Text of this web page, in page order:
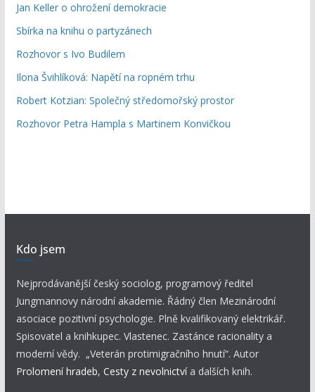
Jan Keller o ohrožení demokracie
Sbírka na knihu o partyzánech
Rozhovor s Ivo Budilem
Ilona Švihlíková: Napětí na ropném trhu
Robert Kotzian: Společný středomořský prostor
Rozhovor Petra Hampla s Martinem Konvičkou
Kdo jsem
Nejprodávanější český sociolog, programový ředitel
Jungmannovy národní akademie. Řádný člen Mezinárodní
asociace pozitivní psychologie. Plně kvalifikovaný elektrikář.
Spisovatel a knihkupec. Vlastenec. Zastánce racionality a
moderní vědy. „Veterán protimigračního hnutí“. Autor
Prolomení hradeb, Cesty z nevolnictví a dalších knih.